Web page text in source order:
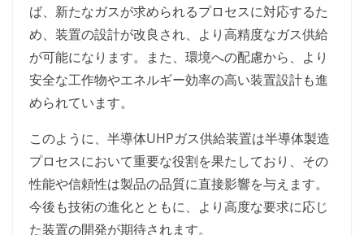
ば、新たなガスが求められるプロセスに対応するた
め、装置の設計が改良され、より高精度なガス供給
が可能になります。また、環境への配慮から、より
安全な工作物やエネルギー効率の高い装置設計も進
められています。
このように、半導体UHPガス供給装置は半導体製造
プロセスにおいて重要な役割を果たしており、その
性能や信頼性は製品の品質に直接影響を与えます。
今後も技術の進化とともに、より高度な要求に応じ
た装置の開発が期待されます。